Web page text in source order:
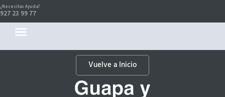
¿Necesitas Ayuda?
927 23 99 77
Vuelve a Inicio